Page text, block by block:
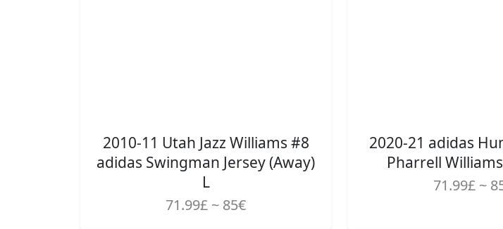
2010-11 Utah Jazz Williams #8
adidas Swingman Jersey (Away)
L
71.99£ ~ 85€
2020-21 adidas
Pharrell
71.99£ ~